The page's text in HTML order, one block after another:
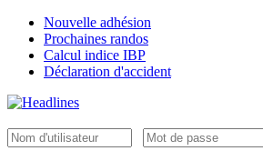
Nouvelle adhésion
Prochaines randos
Calcul indice IBP
Déclaration d'accident